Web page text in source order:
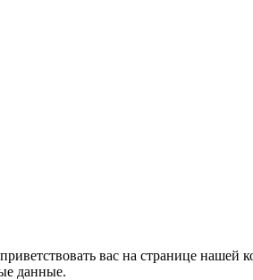
вас на странице нашей
данные.